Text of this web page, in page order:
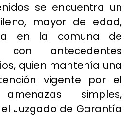
se encuentra un
mayor de edad,
en la comuna de
antecedentes
quien mantenía una
vigente por el
simples,
Juzgado de Garantía